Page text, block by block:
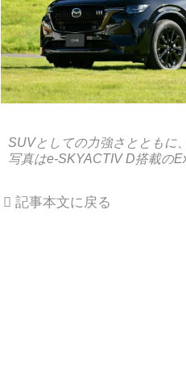
SUVとしての力強さとともに
写真はe-SKYACTIV D搭載の
記事本文に戻る